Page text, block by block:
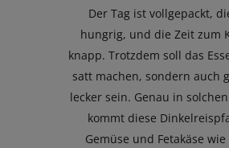
Der Tag ist vollgepackt,
hungrig, und die Zeit zum
knapp. Trotzdem soll das
satt machen, sondern auch
lecker sein. Genau in
kommt diese
Gemüse und Fetakäse